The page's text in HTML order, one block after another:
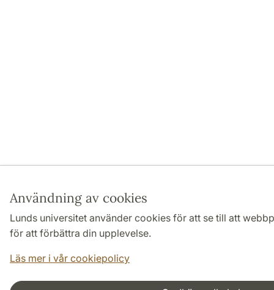
Användning av cookies
Lunds universitet använder cookies för att se till att
för att förbättra din upplevelse.
Läs mer i vår cookiepolicy